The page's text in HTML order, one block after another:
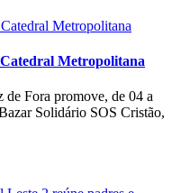
Metropolitana
Fora promove, de 04 a
Solidário SOS Cristão,